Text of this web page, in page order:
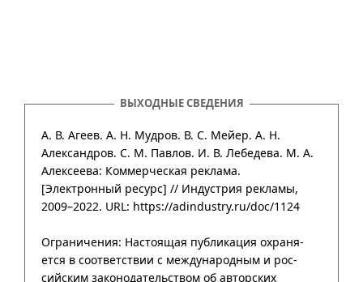
ВЫХОДНЫЕ СВЕДЕНИЯ
А. В. Агеев. А. Н. Мудров. В. С. Мейер. А. Н.
Александров. С. М. Павлов. И. В. Лебедева. М. А.
Алексеева: Коммерческая реклама.
[Электронный ресурс] // Индустрия рекламы,
2009–2022. URL: https://adindustry.ru/doc/1124